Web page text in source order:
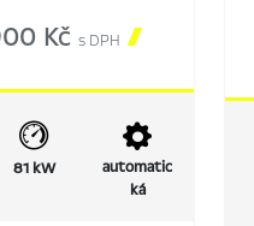
Kč s DPH 
81 kW
automatic
ká